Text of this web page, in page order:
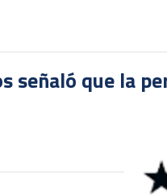
señaló que la